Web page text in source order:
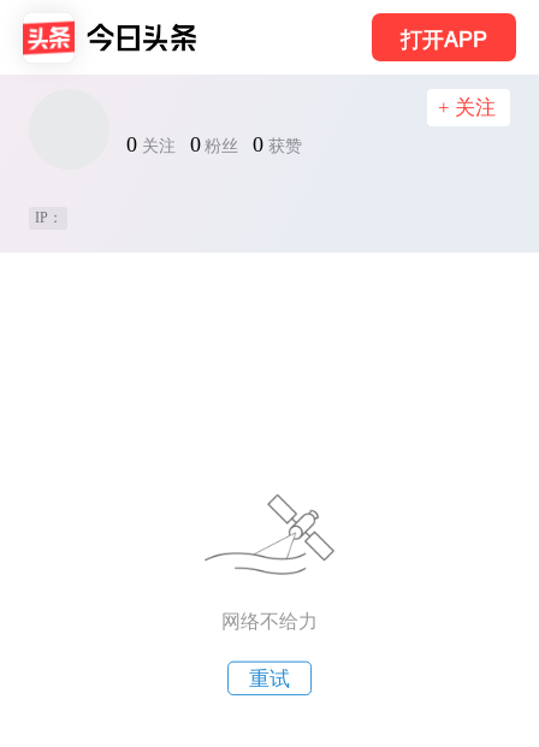
打开APP
0 关注 0 粉丝 0 获赞
+ 关注
IP：
网络不给力
重试